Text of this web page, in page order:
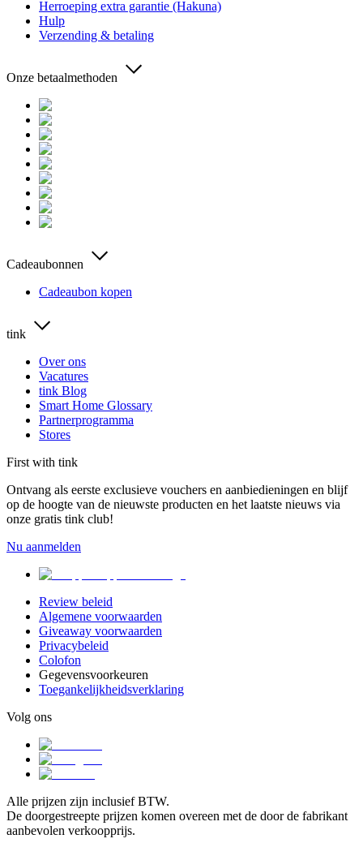
Herroeping extra garantie (Hakuna)
Hulp
Verzending & betaling
Onze betaalmethoden
Cadeaubonnen
Cadeaubon kopen
tink
Over ons
Vacatures
tink Blog
Smart Home Glossary
Partnerprogramma
Stores
First with tink
Ontvang als eerste exclusieve vouchers en aanbiedieningen en blijf
op de hoogte van de nieuwste producten en het laatste nieuws via
onze gratis tink club!
Nu aanmelden
Review beleid
Algemene voorwaarden
Giveaway voorwaarden
Privacybeleid
Colofon
Gegevensvoorkeuren
Toegankelijkheidsverklaring
Volg ons
Alle prijzen zijn inclusief BTW.
De doorgestreepte prijzen komen overeen met de door de fabrikant
aanbevolen verkoopprijs.